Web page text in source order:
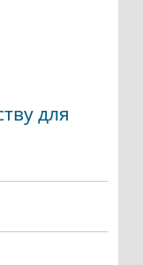
для